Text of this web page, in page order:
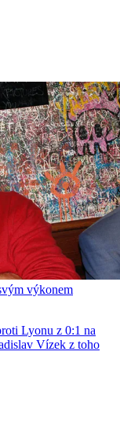
výkonem
Lyonu z 0:1 na
Vízek z toho